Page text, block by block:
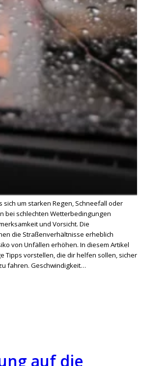
sich um starken Regen, Schneefall oder
bei schlechten Wetterbedingungen
und Vorsicht. Die
die Straßenverhältnisse erheblich
von Unfällen erhöhen. In diesem Artikel
Tipps vorstellen, die dir helfen sollen, sicher
fahren. Geschwindigkeit…
auf die